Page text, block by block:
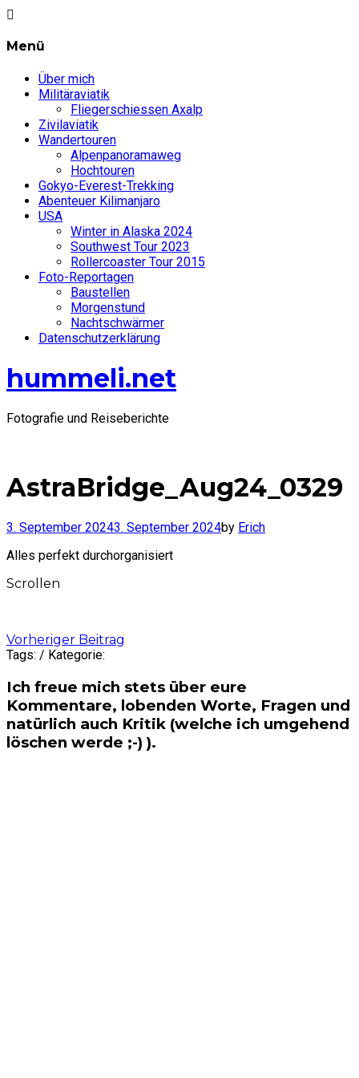
Menü
Über mich
Militäraviatik
Fliegerschiessen Axalp
Zivilaviatik
Wandertouren
Alpenpanoramaweg
Hochtouren
Gokyo-Everest-Trekking
Abenteuer Kilimanjaro
USA
Winter in Alaska 2024
Southwest Tour 2023
Rollercoaster Tour 2015
Foto-Reportagen
Baustellen
Morgenstund
Nachtschwärmer
Datenschutzerklärung
hummeli.net
Fotografie und Reiseberichte
AstraBridge_Aug24_0329
3. September 20243. September 2024by Erich
Alles perfekt durchorganisiert
Scrollen
Post
navigation
Vorheriger Beitrag
Tags: / Kategorie:
Ich freue mich stets über eure
Kommentare, lobenden Worte, Fragen und
natürlich auch Kritik (welche ich umgehend
löschen werde ;-) ).